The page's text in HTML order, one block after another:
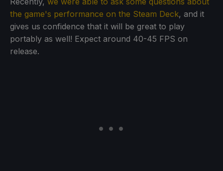
the game's performance on the Steam Deck, and it
gives us confidence that it will be great to play
portably as well! Expect around 40-45 FPS on
release.